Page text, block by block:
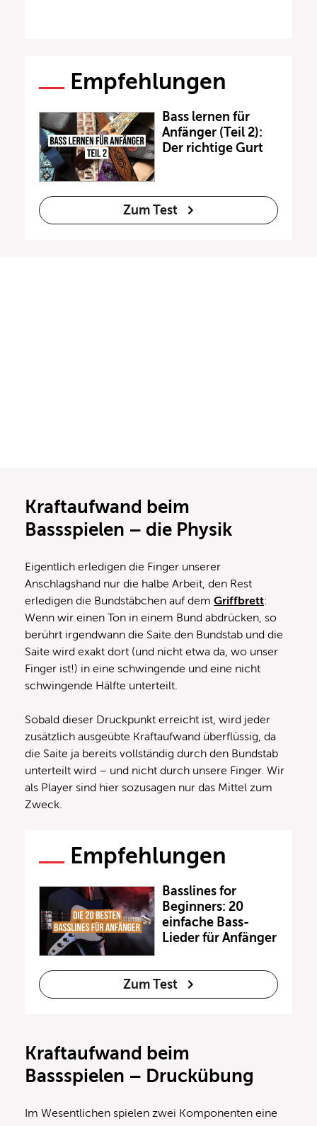
Empfehlungen
Bass lernen für
Anfänger (Teil 2):
Der richtige Gurt
Zum Test
Kraftaufwand beim
Bassspielen – die Physik
Eigentlich erledigen die Finger unserer
Anschlagshand nur die halbe Arbeit, den Rest
erledigen die Bundstäbchen auf dem Griffbrett:
Wenn wir einen Ton in einem Bund abdrücken, so
berührt irgendwann die Saite den Bundstab und die
Saite wird exakt dort (und nicht etwa da, wo unser
Finger ist!) in eine schwingende und eine nicht
schwingende Hälfte unterteilt.
Sobald dieser Druckpunkt erreicht ist, wird jeder
zusätzlich ausgeübte Kraftaufwand überflüssig, da
die Saite ja bereits vollständig durch den Bundstab
unterteilt wird – und nicht durch unsere Finger. Wir
als Player sind hier sozusagen nur das Mittel zum
Zweck.
Empfehlungen
Basslines for
Beginners: 20
einfache Bass-
Lieder für Anfänger
Zum Test
Kraftaufwand beim
Bassspielen – Druckübung
Im Wesentlichen spielen zwei Komponenten eine